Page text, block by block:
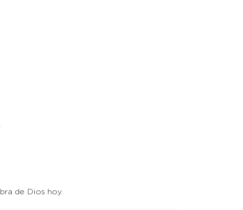
de Dios hoy.